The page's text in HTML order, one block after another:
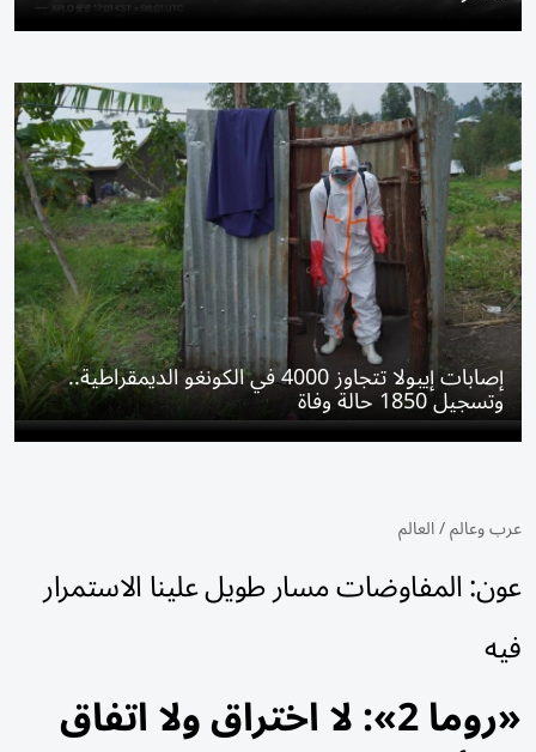
إصابات إيبولا تتجاوز 4000 في الكونغو الديمقراطية..
وتسجيل 1850 حالة وفاة
عرب وعالم/العالم
عون: المفاوضات مسار طويل علينا الاستمرار
فيه
«روما 2»: لا اختراق ولا اتفاق